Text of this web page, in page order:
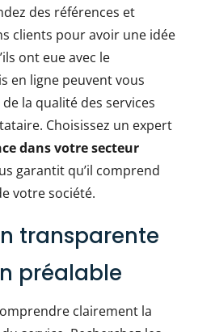
des références et
clients pour avoir une idée
ont eue avec le
en ligne peuvent vous
la qualité des services
Choisissez un expert
dans votre secteur
garantit qu’il comprend
votre société.
transparente
préalable
clairement la